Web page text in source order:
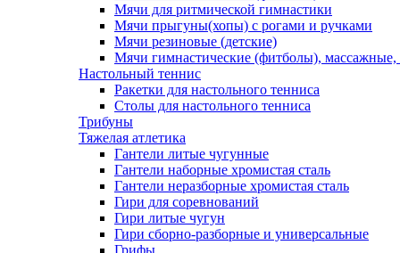
Мячи для ритмической гимнастики
Мячи прыгуны(хопы) с рогами и ручками
Мячи резиновые (детские)
Мячи гимнастические (фитболы),
Настольный теннис
Ракетки для настольного тенниса
Столы для настольного тенниса
Трибуны
Тяжелая атлетика
Гантели литые чугунные
Гантели наборные хромистая сталь
Гантели неразборные хромистая сталь
Гири для соревнований
Гири литые чугун
Гири сборно-разборные и универсальные
Грифы